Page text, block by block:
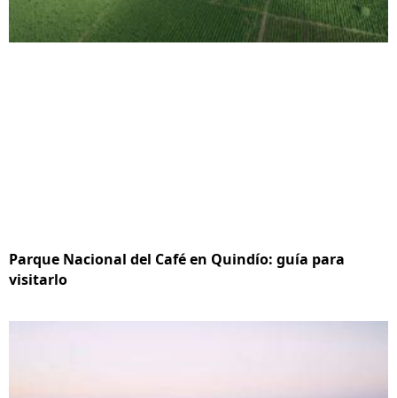
Parque Nacional del Café en Quindío: guía para
visitarlo